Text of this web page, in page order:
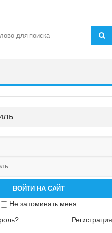
ВОЙТИ НА САЙТ
Не запоминать меня
Регистрация